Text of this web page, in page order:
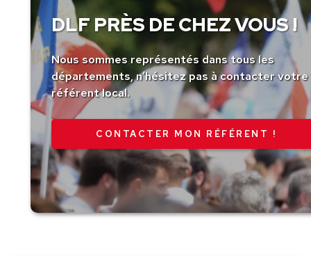
DLF PRÈS DE CHEZ VOUS !
Nous sommes représentés dans tous les
départements, n’hésitez pas à contacter votre
référent local.
CONTACTER MON RÉFÉRENT !